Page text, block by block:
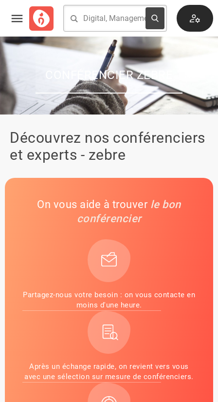
CONFÉRENCIER ZEBRE
Découvrez nos conférenciers
et experts - zebre
On vous aide à trouver le bon
conférencier
Partagez-nous votre besoin : on vous contacte en
moins d'une heure.
Après un échange rapide, on revient vers vous
avec une sélection sur mesure de conférenciers.